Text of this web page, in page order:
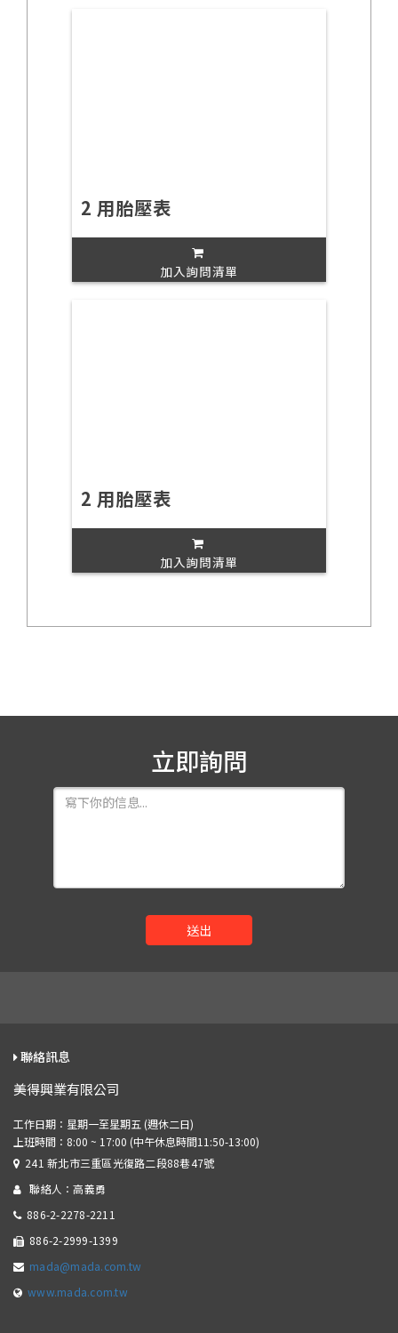
2 用胎壓表
加入詢問清單
2 用胎壓表
加入詢問清單
立即詢問
送出
聯絡訊息
美得興業有限公司
241 新北市三重區光復路二段88巷47號
聯絡人：高義勇
886-2-2278-2211
886-2-2999-1399
mada@mada.com.tw
www.mada.com.tw